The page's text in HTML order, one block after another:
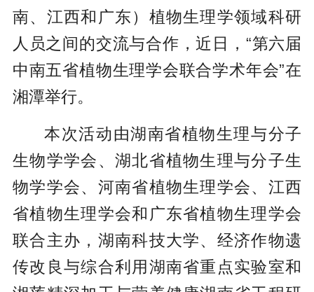
南、江西和广东）植物生理学领域科研
人员之间的交流与合作，近日，“第六届
中南五省植物生理学会联合学术年会”在
湘潭举行。
本次活动由湖南省植物生理与分子
生物学学会、湖北省植物生理与分子生
物学学会、河南省植物生理学会、江西
省植物生理学会和广东省植物生理学会
联合主办，湖南科技大学、经济作物遗
传改良与综合利用湖南省重点实验室和